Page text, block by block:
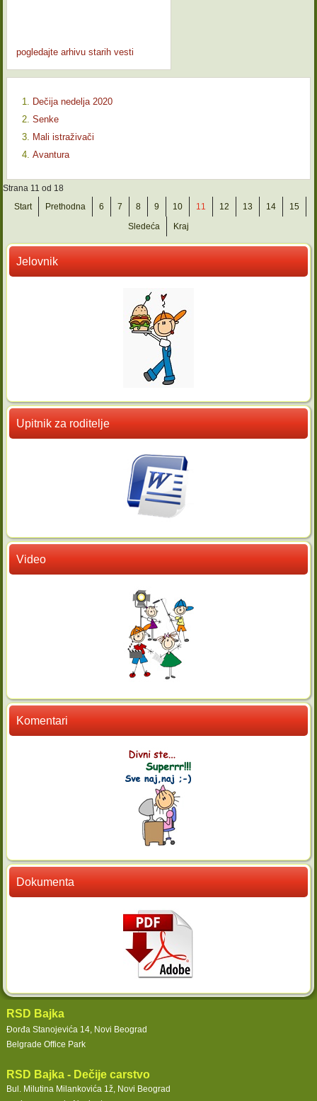
pogledajte arhivu starih vesti
Dečija nedelja 2020
Senke
Mali istraživači
Avantura
Strana 11 od 18
Start
Prethodna 6 7 8 9 10 11 12 13 14
15
Sledeća
Kraj
Jelovnik
Upitnik za roditelje
Video
Komentari
Dokumenta
RSD Bajka
Đorđa Stanojevića 14, Novi Beograd
Belgrade Office Park
RSD Bajka - Dečije carstvo
Bul. Milutina Milankovića 1ž, Novi Beograd